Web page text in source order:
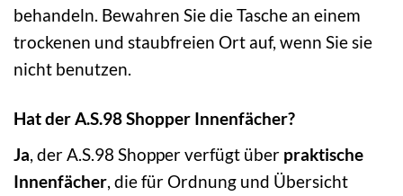
behandeln. Bewahren Sie die Tasche an einem
trockenen und staubfreien Ort auf, wenn Sie sie
nicht benutzen.
Hat der A.S.98 Shopper Innenfächer?
Ja, der A.S.98 Shopper verfügt über praktische
Innenfächer, die für Ordnung und Übersicht